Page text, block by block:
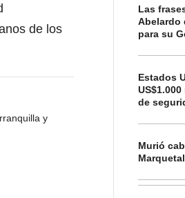
de los
y
Las
Abelardo
para su
Estados
de
Murió